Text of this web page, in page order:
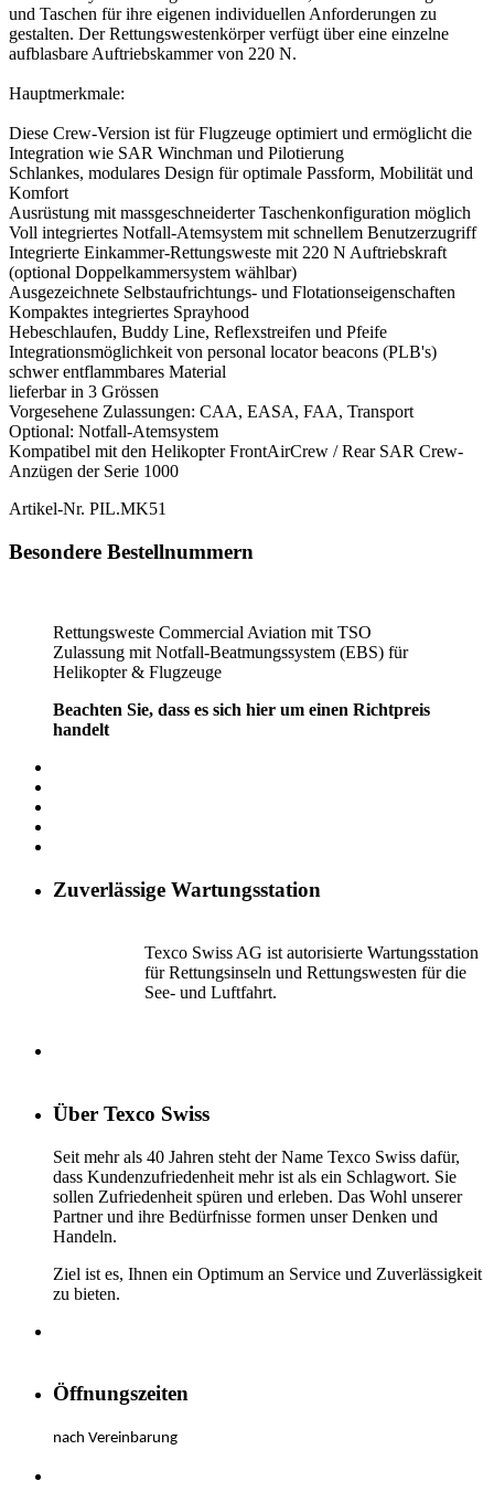
und Taschen für ihre eigenen individuellen Anforderungen zu
gestalten. Der Rettungswestenkörper verfügt über eine einzelne
aufblasbare Auftriebskammer von 220 N.
Hauptmerkmale:
Diese Crew-Version ist für Flugzeuge optimiert und ermöglicht die
Integration wie SAR Winchman und Pilotierung
Schlankes, modulares Design für optimale Passform, Mobilität und
Komfort
Ausrüstung mit massgeschneiderter Taschenkonfiguration möglich
Voll integriertes Notfall-Atemsystem mit schnellem Benutzerzugriff
Integrierte Einkammer-Rettungsweste mit 220 N Auftriebskraft
(optional Doppelkammersystem wählbar)
Ausgezeichnete Selbstaufrichtungs- und Flotationseigenschaften
Kompaktes integriertes Sprayhood
Hebeschlaufen, Buddy Line, Reflexstreifen und Pfeife
Integrationsmöglichkeit von personal locator beacons (PLB's)
schwer entflammbares Material
lieferbar in 3 Grössen
Vorgesehene Zulassungen: CAA, EASA, FAA, Transport
Optional: Notfall-Atemsystem
Kompatibel mit den Helikopter FrontAirCrew / Rear SAR Crew-
Anzügen der Serie 1000
Artikel-Nr. PIL.MK51
Besondere Bestellnummern
Rettungsweste Commercial Aviation mit TSO
Zulassung mit Notfall-Beatmungssystem (EBS) für
Helikopter & Flugzeuge
Beachten Sie, dass es sich hier um einen Richtpreis
handelt
Zuverlässige Wartungsstation
Texco Swiss AG ist autorisierte Wartungsstation
für Rettungsinseln und Rettungswesten für die
See- und Luftfahrt.
Über Texco Swiss
Seit mehr als 40 Jahren steht der Name Texco Swiss dafür,
dass Kundenzufriedenheit mehr ist als ein Schlagwort. Sie
sollen Zufriedenheit spüren und erleben. Das Wohl unserer
Partner und ihre Bedürfnisse formen unser Denken und
Handeln.
Ziel ist es, Ihnen ein Optimum an Service und Zuverlässigkeit
zu bieten.
Öffnungszeiten
nach Vereinbarung